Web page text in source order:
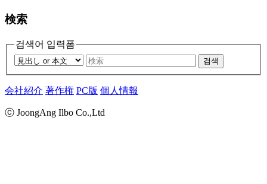
検索
검색어 입력폼
검색
会社紹介 著作権 PC版 個人情報
ⓒ JoongAng Ilbo Co.,Ltd